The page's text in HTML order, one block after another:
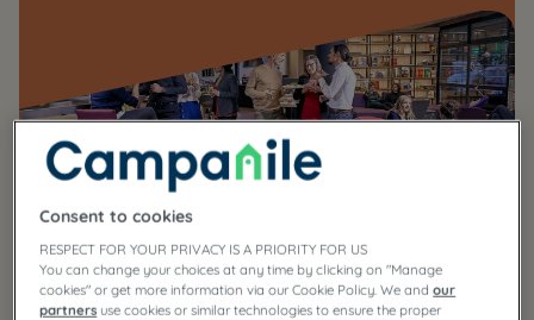
Consent to cookies
RESPECT FOR YOUR PRIVACY IS A PRIORITY FOR US
You can change your choices at any time by clicking on "Manage
cookies" or get more information via our Cookie Policy. We andour
partners use cookies or similar technologies to ensure the proper